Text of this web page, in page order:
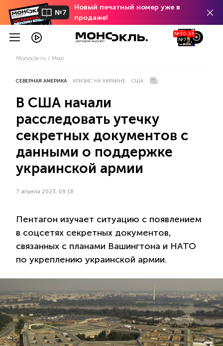
№7
Новый печатный номер уже в
продаже!
№30-33
№7
Monocle.ru Мир
СЕВЕРНАЯ АМЕРИКА КРИЗИС НА УКРАИНЕ США
В США начали
расследовать утечку
секретных документов с
данными о поддержке
украинской армии
7 апреля 2023, 09:18
Пентагон изучает ситуацию с появлением
в соцсетях секретных документов,
связанных с планами Вашингтона и НАТО
по укреплению украинской армии.